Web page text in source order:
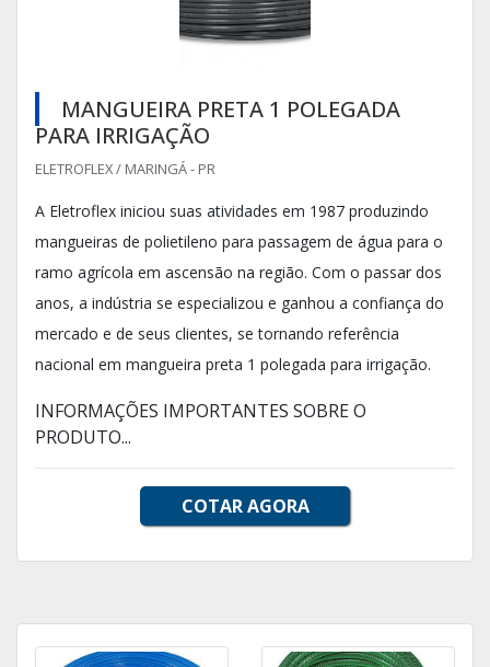
MANGUEIRA PRETA 1 POLEGADA
PARA IRRIGAÇÃO
ELETROFLEX / MARINGÁ - PR
A Eletroflex iniciou suas atividades em 1987 produzindo
mangueiras de polietileno para passagem de água para o
ramo agrícola em ascensão na região. Com o passar dos
anos, a indústria se especializou e ganhou a confiança do
mercado e de seus clientes, se tornando referência
nacional em mangueira preta 1 polegada para irrigação.
INFORMAÇÕES IMPORTANTES SOBRE O
PRODUTO...
COTAR AGORA